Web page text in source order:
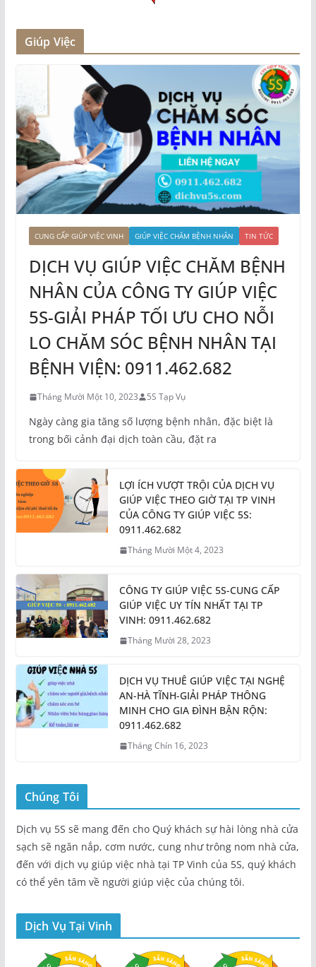
Giúp Việc
CUNG CẤP GIÚP VIỆC VINH GIÚP VIỆC CHĂM BỆNH NHÂN TIN TỨC
DỊCH VỤ GIÚP VIỆC CHĂM BỆNH
NHÂN CỦA CÔNG TY GIÚP VIỆC
5S-GIẢI PHÁP TỐI ƯU CHO NỖI
LO CHĂM SÓC BỆNH NHÂN TẠI
BỆNH VIỆN: 0911.462.682
Tháng Mười Một 10, 2023 5S Tạp Vụ
Ngày càng gia tăng số lượng bệnh nhân, đặc biệt là
trong bối cảnh đại dịch toàn cầu, đặt ra
LỢI ÍCH VƯỢT TRỘI CỦA DỊCH VỤ
GIÚP VIỆC THEO GIỜ TẠI TP VINH
CỦA CÔNG TY GIÚP VIỆC 5S:
0911.462.682
Tháng Mười Một 4, 2023
CÔNG TY GIÚP VIỆC 5S-CUNG CẤP
GIÚP VIỆC UY TÍN NHẤT TẠI TP
VINH: 0911.462.682
Tháng Mười 28, 2023
DỊCH VỤ THUÊ GIÚP VIỆC TẠI NGHỆ
AN-HÀ TĨNH-GIẢI PHÁP THÔNG
MINH CHO GIA ĐÌNH BẬN RỘN:
0911.462.682
Tháng Chín 16, 2023
Chúng Tôi
Dịch vụ 5S sẽ mang đến cho Quý khách sự hài lòng nhà cửa
sạch sẽ ngăn nắp, cơm nước, cung như trông nom nhà cửa,
đến với dịch vụ giúp việc nhà tại TP Vinh của 5S, quý khách
có thể yên tâm về người giúp việc của chúng tôi.
Dịch Vụ Tại Vinh